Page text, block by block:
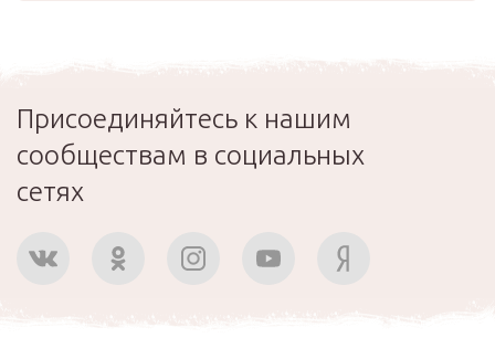
Присоединяйтесь к нашим
сообществам в социальных
сетях